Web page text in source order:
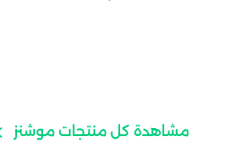
مشاهدة كل منتجات موشنز